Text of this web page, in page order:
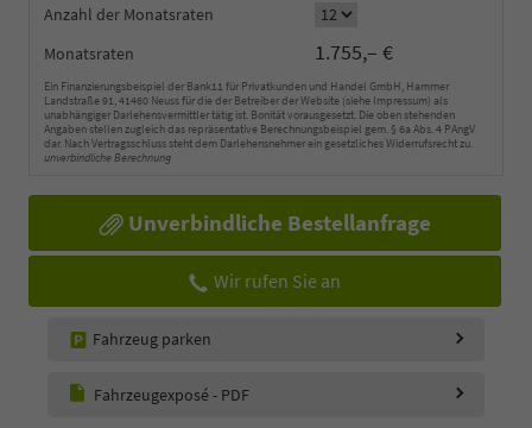
Anzahl der Monatsraten
Monatsraten
1.755,– €
Ein Finanzierungsbeispiel der Bank11 für Privatkunden und Handel GmbH, Hammer
Landstraße 91, 41460 Neuss für die der Betreiber der Website (siehe Impressum) als
unabhängiger Darlehensvermittler tätig ist. Bonität vorausgesetzt. Die oben stehenden
Angaben stellen zugleich das repräsentative Berechnungsbeispiel gem. § 6a Abs. 4 PAngV
dar. Nach Vertragsschluss steht dem Darlehensnehmer ein gesetzliches Widerrufsrecht zu.
unverbindliche Berechnung
Unverbindliche Bestellanfrage
Wir rufen Sie an
Fahrzeug parken
Fahrzeugexposé - PDF